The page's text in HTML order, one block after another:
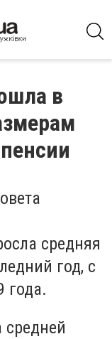
в
средняя
год, с
года.
средней